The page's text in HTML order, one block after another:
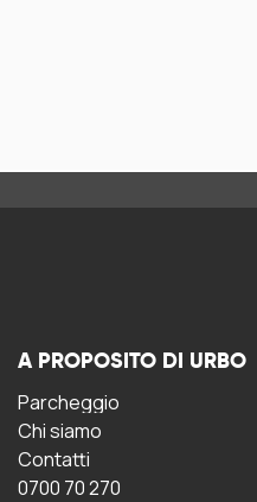
A PROPOSITO DI URBO
Parcheggio
Chi siamo
Contatti
0700 70 270